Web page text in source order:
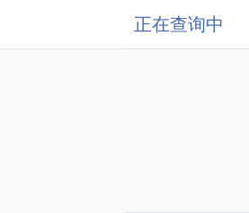
正在查询中